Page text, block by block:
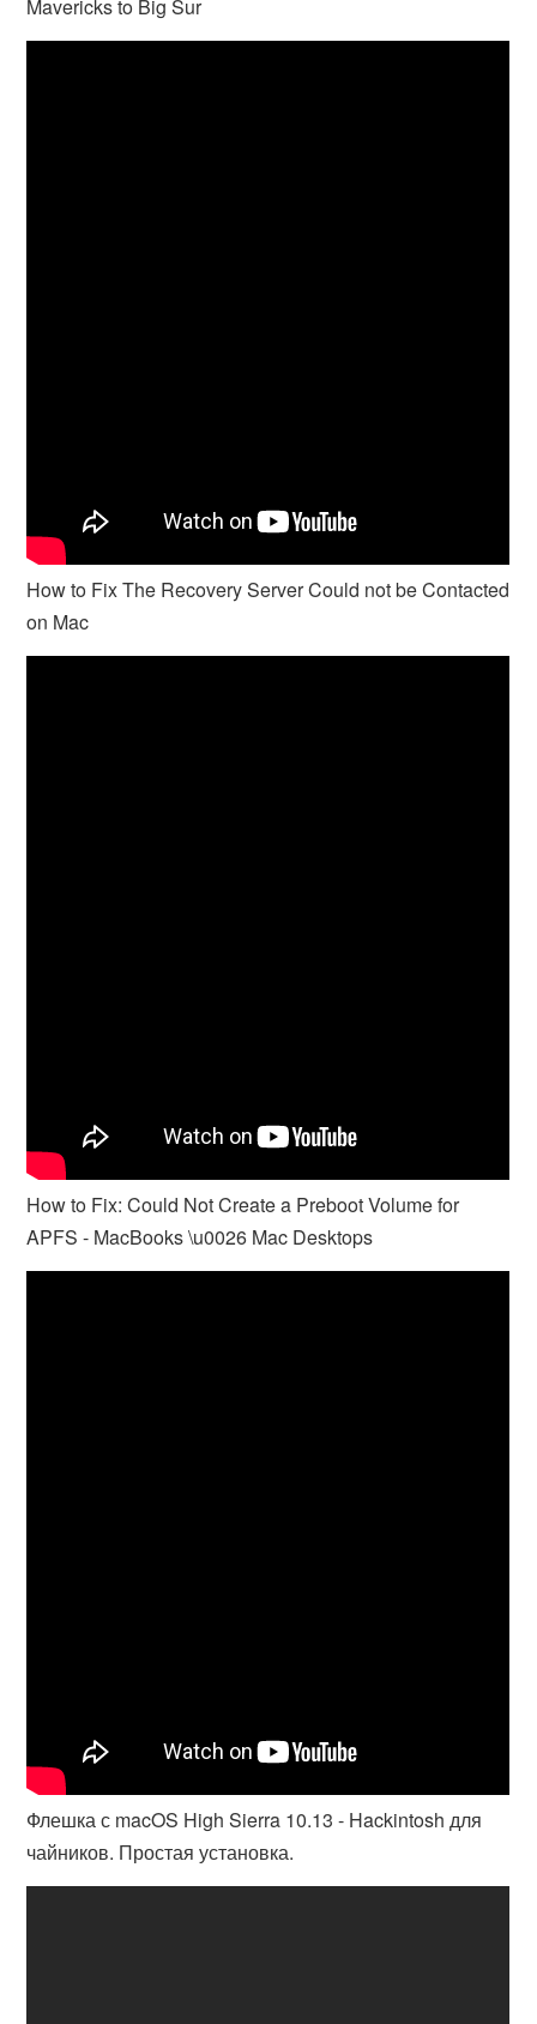
Mavericks to Big Sur
How to Fix The Recovery Server Could not be Contacted
on Mac
How to Fix: Could Not Create a Preboot Volume for
APFS - MacBooks \u0026 Mac Desktops
Флешка с macOS High Sierra 10.13 - Hackintosh для
чайников. Простая установка.